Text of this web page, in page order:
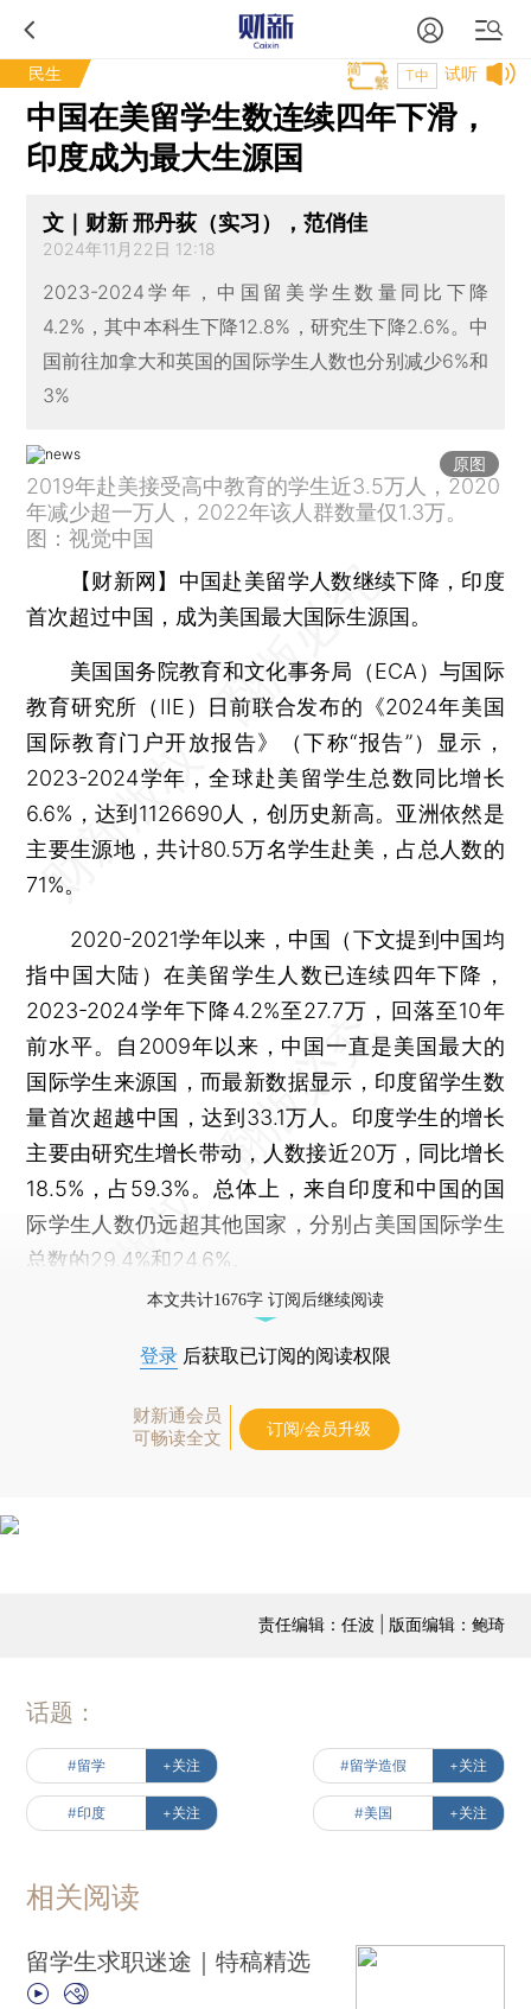
民生 试听
T中
中国在美留学生数连续四年下滑，
印度成为最大生源国
文｜财新 邢丹荻（实习），范俏佳
2024年11月22日 12:18
2023-2024学年，中国留美学生数量同比下降
4.2%，其中本科生下降12.8%，研究生下降2.6%。中
国前往加拿大和英国的国际学生人数也分别减少6%和
3%
原图
2019年赴美接受高中教育的学生近3.5万人，2020
年减少超一万人，2022年该人群数量仅1.3万。
图：视觉中国
【财新网】 中国赴美留学人数继续下降，印度
首次超过中国，成为美国最大国际生源国。
美国国务院教育和文化事务局（ECA）与国际
教育研究所（IIE）日前联合发布的《2024年美国
国际教育门户开放报告》（下称“报告”）显示，
2023-2024学年，全球赴美留学生总数同比增长
6.6%，达到1126690人，创历史新高。亚洲依然是
主要生源地，共计80.5万名学生赴美，占总人数的
71%。
2020-2021学年以来，中国（下文提到中国均
指中国大陆）在美留学生人数已连续四年下降，
2023-2024学年下降4.2%至27.7万，回落至10年
前水平。自2009年以来，中国一直是美国最大的
国际学生来源国，而最新数据显示，印度留学生数
量首次超越中国，达到33.1万人。印度学生的增长
主要由研究生增长带动，人数接近20万，同比增长
18.5%，占59.3%。总体上，来自印度和中国的国
际学生人数仍远超其他国家，分别占美国国际学生
总数的29.4%和24.6%。
本文共计1676字 订阅后继续阅读
登录 后获取已订阅的阅读权限
财新通会员
可畅读全文
订阅/会员升级
责任编辑：任波 | 版面编辑：鲍琦
话题：
#留学 +关注 #留学造假 +关注
#印度 +关注 #美国 +关注
相关阅读
留学生求职迷途｜特稿精选